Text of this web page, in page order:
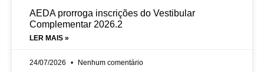
AEDA prorroga inscrições do Vestibular
Complementar 2026.2
LER MAIS »
24/07/2026 Nenhum comentário